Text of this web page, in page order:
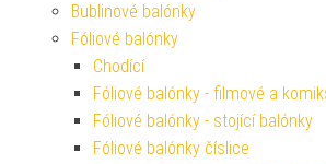
Bublinové balónky
Fóliové balónky
Chodící
Fóliové balónky - filmové a
Fóliové balónky - stojící balónky
Fóliové balónky číslice